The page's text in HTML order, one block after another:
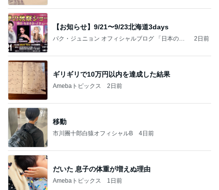
【お知らせ】9/21〜9/23北海道3days
パク・ジュニョン オフィシャルブログ 「日本の
2日前
ギリギリで10万円以内を達成した結果
Amebaトピックス 2日前
移動
市川團十郎白猿オフィシャルB 4日前
だいた 息子の体重が増えぬ理由
Amebaトピックス 1日前